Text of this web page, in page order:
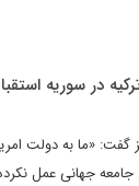
در سوریه
«ما به دولت
جامعه جهانی عمل